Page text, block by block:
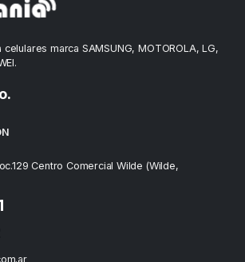
marca SAMSUNG, MOTOROLA, LG,
Centro Comercial Wilde (Wilde,